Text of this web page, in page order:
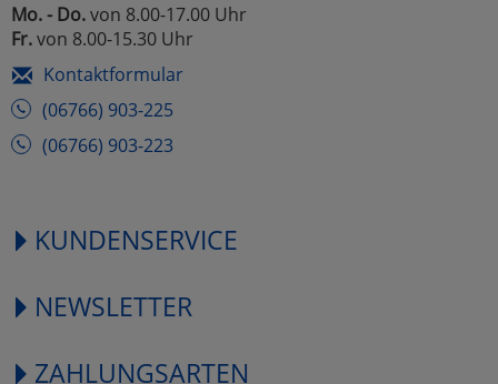
Mo. - Do.von 8.00-17.00 Uhr
Fr.von 8.00-15.30 Uhr
Kontaktformular
(06766) 903-225
(06766) 903-223
KUNDENSERVICE
NEWSLETTER
ZAHLUNGSARTEN